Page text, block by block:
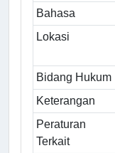
Bahasa
Lokasi
Bidang Hukum
Keterangan
Peraturan
Terkait